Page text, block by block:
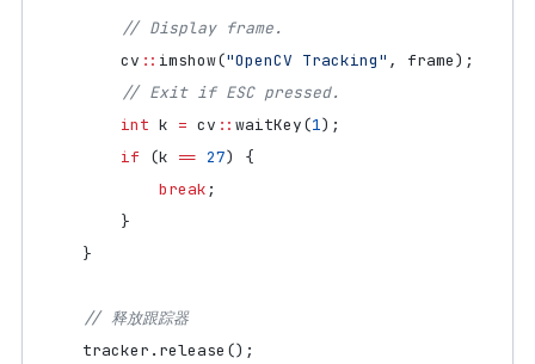
cv :: imshow("OpenCV Tracking" , frame);
int k = cv :: waitKey(1);
if
(k == 27)
{
break ;
}
}
tracker . release ();